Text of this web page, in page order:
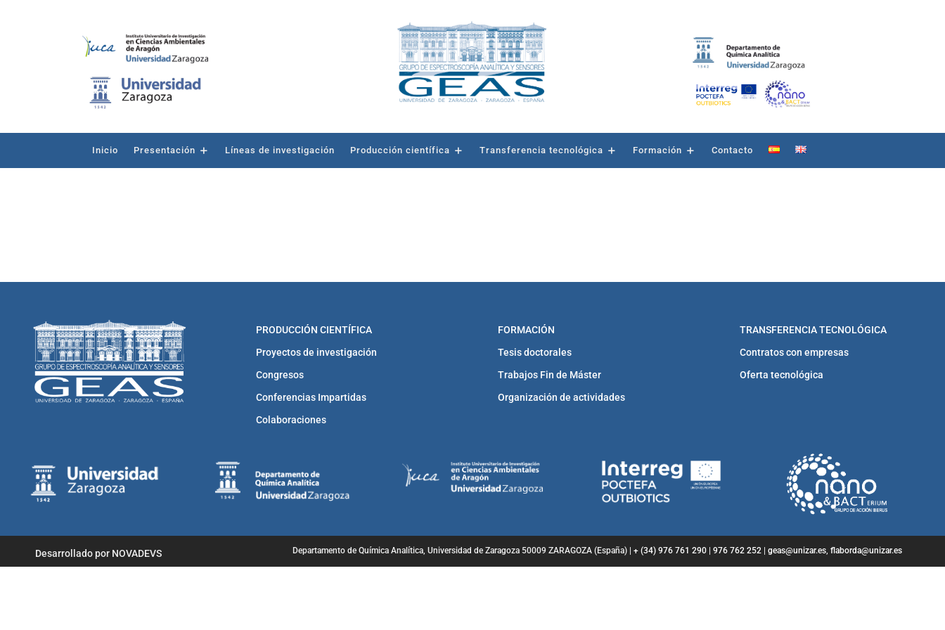
Inicio Presentación Líneas de investigación Producción científica Transferencia tecnológica Formación Contacto
PRODUCCIÓN CIENTÍFICA
Proyectos de investigación
Congresos
Conferencias Impartidas
Colaboraciones
FORMACIÓN
Tesis doctorales
Trabajos Fin de Máster
Organización de actividades
TRANSFERENCIA TECNOLÓGICA
Contratos con empresas
Oferta tecnológica
Desarrollado por NOVADEVS Departamento de Química Analítica, Universidad de Zaragoza 50009 ZARAGOZA (España) | + (34) 976 761 290| 976 762 252 | geas@unizar.es, flaborda@unizar.es